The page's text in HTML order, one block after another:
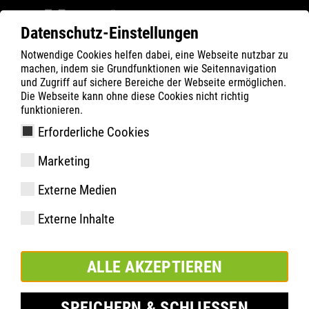
Datenschutz-Einstellungen
Notwendige Cookies helfen dabei, eine Webseite nutzbar zu
machen, indem sie Grundfunktionen wie Seitennavigation
und Zugriff auf sichere Bereiche der Webseite ermöglichen.
Die Webseite kann ohne diese Cookies nicht richtig
funktionieren.
Erforderliche Cookies
Marketing
Externe Medien
Externe Inhalte
ALLE AKZEPTIEREN
ATLAS Produkte
Filter
Flash 6905 XP BOA,Weite 13
| ESD